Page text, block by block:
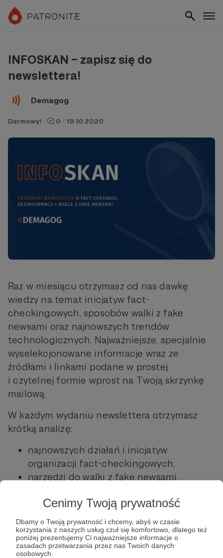
Cenimy Twoją prywatność
Dbamy o Twoją prywatność i chcemy, abyś w czasie
korzystania z naszych usług czuł się komfortowo, dlatego też
poniżej prezentujemy Ci najważniejsze informacje o
zasadach przetwarzania przez nas Twoich danych
osobowych.
INFOSKAN – zapisz się do
newslettera!
Demagog
Darmowy! · 0 · 19.10.2020
Raz w miesiącu otrzymasz od nas dawkę
wiedzy na temat inicjatyw fact-
checkingowych, sposobów walki z fake
newsami oraz najnowszych trendów
technologicznych. Najważniejsze, specjalnie
wyselekcjonowane informacje wraz ze
źródłami i linkami podane w prostej
i czytelnej formie wprost na Twoją skrzynkę
mailową.
W każdym wydaniu newslettera otrzymasz
krótką analizę:
najnowszych działań i inicjatyw
organizacji fact-checkingowych,
narzędzi do walki z fake newsami,
i sposobów walki z dezinformacją,
zagadnień dotyczących edukacji
i krytycznego myślenia.